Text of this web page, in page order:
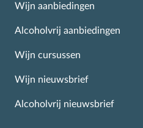
Wijn aanbiedingen
Alcoholvrij aanbiedingen
Wijn cursussen
Wijn nieuwsbrief
Alcoholvrij nieuwsbrief